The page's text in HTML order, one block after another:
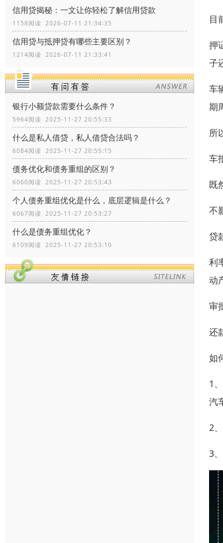
信用贷揭秘：一文让你轻松了解信用贷款
1158阅读 2026-07-11 21:34:35
信用贷与抵押贷有哪些主要区别？
1214阅读 2026-07-11 21:33:41
银行小额贷款需要什么条件？
5964阅读 2025-11-27 20:55:33
什么是私人借贷，私人借贷合法吗？
6084阅读 2025-11-27 20:55:15
债务优化和债务重组的区别？
6060阅读 2025-11-27 20:53:43
个人债务重组优化是什么，底层逻辑是什么？
6067阅读 2025-11-27 20:53:27
什么是债务重组优化？
6109阅读 2025-11-27 20:53:10
目
押
子
车
期
所
车
既
不
贷
利
动
审
还
如
1
汽
2
3